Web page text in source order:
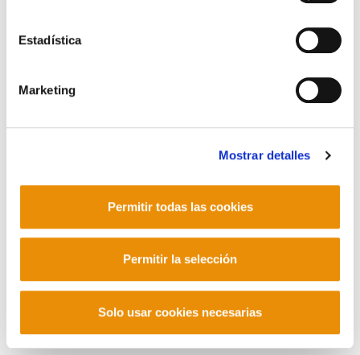
Estadística
Marketing
Mostrar detalles
Permitir todas las cookies
Permitir la selección
Solo usar cookies necesarias
Mastodon